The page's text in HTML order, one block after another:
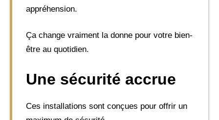
appréhension.
Ça change vraiment la donne pour votre bien-
être au quotidien.
Une sécurité accrue
Ces installations sont conçues pour offrir un